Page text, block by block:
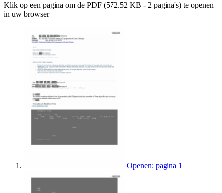
Klik op een pagina om de PDF (572.52 KB - 2 pagina's) te openen
in uw browser
Openen: pagina 1